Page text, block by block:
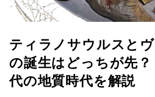
ティラノサウルスと
の誕生はどっちが先
代の地質時代を解説